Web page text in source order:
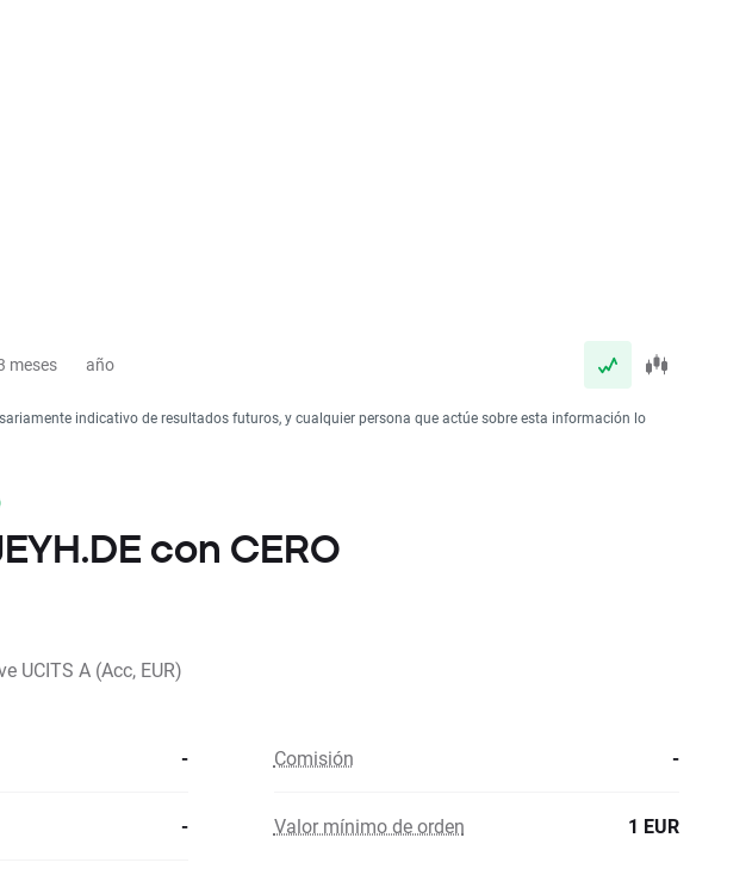
meses año
indicativo de resultados futuros, y cualquier persona que actúe sobre esta información lo
con CERO
UCITS A (Acc, EUR)
- Comisión -
- Valor mínimo de orden 1 EUR